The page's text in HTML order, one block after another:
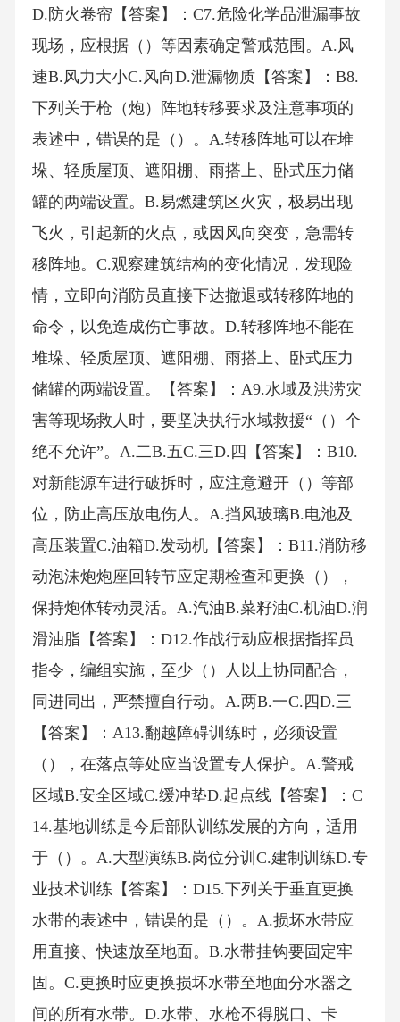
D.防火卷帘【答案】：C7.危险化学品泄漏事故
现场，应根据（）等因素确定警戒范围。A.风
速B.风力大小C.风向D.泄漏物质【答案】：B8.
下列关于枪（炮）阵地转移要求及注意事项的
表述中，错误的是（）。A.转移阵地可以在堆
垛、轻质屋顶、遮阳棚、雨搭上、卧式压力储
罐的两端设置。B.易燃建筑区火灾，极易出现
飞火，引起新的火点，或因风向突变，急需转
移阵地。C.观察建筑结构的变化情况，发现险
情，立即向消防员直接下达撤退或转移阵地的
命令，以免造成伤亡事故。D.转移阵地不能在
堆垛、轻质屋顶、遮阳棚、雨搭上、卧式压力
储罐的两端设置。【答案】：A9.水域及洪涝灾
害等现场救人时，要坚决执行水域救援“（）个
绝不允许”。A.二B.五C.三D.四【答案】：B10.
对新能源车进行破拆时，应注意避开（）等部
位，防止高压放电伤人。A.挡风玻璃B.电池及
高压装置C.油箱D.发动机【答案】：B11.消防移
动泡沫炮炮座回转节应定期检查和更换（），
保持炮体转动灵活。A.汽油B.菜籽油C.机油D.润
滑油脂【答案】：D12.作战行动应根据指挥员
指令，编组实施，至少（）人以上协同配合，
同进同出，严禁擅自行动。A.两B.一C.四D.三
【答案】：A13.翻越障碍训练时，必须设置
（），在落点等处应当设置专人保护。A.警戒
区域B.安全区域C.缓冲垫D.起点线【答案】：C
14.基地训练是今后部队训练发展的方向，适用
于（）。A.大型演练B.岗位分训C.建制训练D.专
业技术训练【答案】：D15.下列关于垂直更换
水带的表述中，错误的是（）。A.损坏水带应
用直接、快速放至地面。B.水带挂钩要固定牢
固。C.更换时应更换损坏水带至地面分水器之
间的所有水带。D.水带、水枪不得脱口、卡